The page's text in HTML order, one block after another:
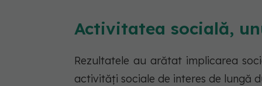
Activitatea socială,
Rezultatele au arătat implicarea
activități sociale de interes de lungă